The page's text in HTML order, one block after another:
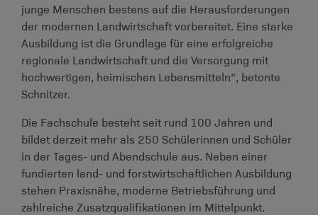
junge Menschen bestens auf die Herausforderungen
der modernen Landwirtschaft vorbereitet. Eine starke
Ausbildung ist die Grundlage für eine erfolgreiche
regionale Landwirtschaft und die Versorgung mit
hochwertigen, heimischen Lebensmitteln“, betonte
Schnitzer.
Die Fachschule besteht seit rund 100 Jahren und
bildet derzeit mehr als 250 Schülerinnen und Schüler
in der Tages- und Abendschule aus. Neben einer
fundierten land- und forstwirtschaftlichen Ausbildung
stehen Praxisnähe, moderne Betriebsführung und
zahlreiche Zusatzqualifikationen im Mittelpunkt.